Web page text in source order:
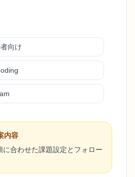
向け
内容
に合わせた課題設定とフォロー